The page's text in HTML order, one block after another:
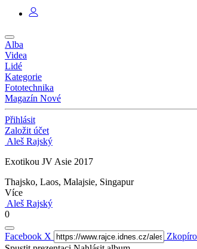
Alba
Videa
Lidé
Kategorie
Fototechnika
Magazín Nové
Přihlásit
Založit účet
Aleš Rajský
Exotikou JV Asie 2017
Thajsko, Laos, Malajsie, Singapur
Více
Aleš Rajský
0
Facebook X